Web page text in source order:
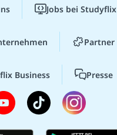
Jobs bei Studyflix
Partner
Business Presse